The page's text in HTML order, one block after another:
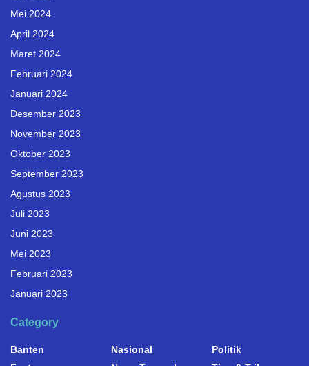
Mei 2024
April 2024
Maret 2024
Februari 2024
Januari 2024
Desember 2023
November 2023
Oktober 2023
September 2023
Agustus 2023
Juli 2023
Juni 2023
Mei 2023
Februari 2023
Januari 2023
Category
Banten
Nasional
Politik